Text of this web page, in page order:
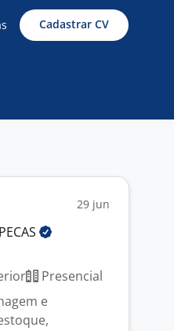
Cadastrar CV
29 jun
Presencial
e